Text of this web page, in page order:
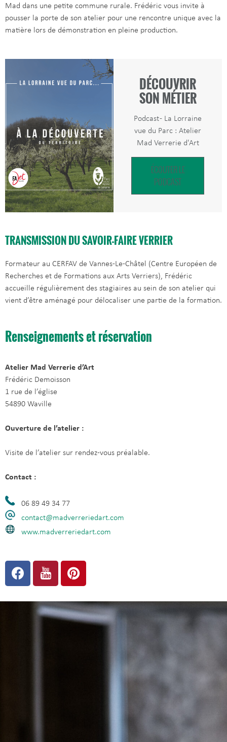
Mad dans une petite commune rurale. Frédéric vous invite à
pousser la porte de son atelier pour une rencontre unique avec la
matière lors de démonstration en pleine production.
DÉCOUVRIR
SON MÉTIER
Podcast - La Lorraine
vue du Parc : Atelier
Mad Verrerie d'Art
ÉCOUTER LE
PODCAST
TRANSMISSION DU SAVOIR-FAIRE VERRIER
Formateur au CERFAV de Vannes-Le-Châtel (Centre Européen de
Recherches et de Formations aux Arts Verriers), Frédéric
accueille régulièrement des stagiaires au sein de son atelier qui
vient d’être aménagé pour délocaliser une partie de la formation.
Renseignements et réservation
Atelier Mad Verrerie d’Art
Frédéric Demoisson
1 rue de l’église
54890 Waville
Ouverture de l’atelier :
Visite de l’atelier sur rendez-vous préalable.
Contact :
06 89 49 34 77
contact@madverreriedart.com
www.madverreriedart.com